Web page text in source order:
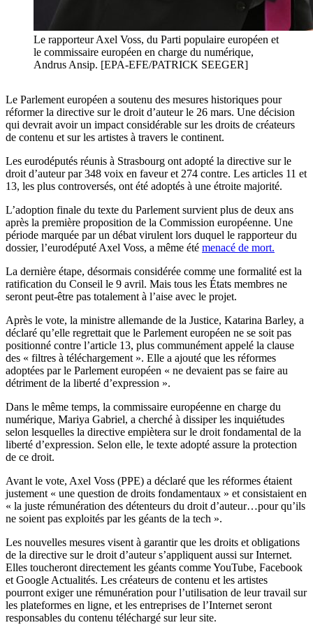
Le rapporteur Axel Voss, du Parti populaire européen et
le commissaire européen en charge du numérique,
Andrus Ansip. [EPA-EFE/PATRICK SEEGER]
Le Parlement européen a soutenu des mesures historiques pour
réformer la directive sur le droit d’auteur le 26 mars. Une décision
qui devrait avoir un impact considérable sur les droits de créateurs
de contenu et sur les artistes à travers le continent.
Les eurodéputés réunis à Strasbourg ont adopté la directive sur le
droit d’auteur par 348 voix en faveur et 274 contre. Les articles 11 et
13, les plus controversés, ont été adoptés à une étroite majorité.
L’adoption finale du texte du Parlement survient plus de deux ans
après la première proposition de la Commission européenne. Une
période marquée par un débat virulent lors duquel le rapporteur du
dossier, l’eurodéputé Axel Voss, a même été menacé de mort.
La dernière étape, désormais considérée comme une formalité est la
ratification du Conseil le 9 avril. Mais tous les États membres ne
seront peut-être pas totalement à l’aise avec le projet.
Après le vote, la ministre allemande de la Justice, Katarina Barley, a
déclaré qu’elle regrettait que le Parlement européen ne se soit pas
positionné contre l’article 13, plus communément appelé la clause
des « filtres à téléchargement ». Elle a ajouté que les réformes
adoptées par le Parlement européen « ne devaient pas se faire au
détriment de la liberté d’expression ».
Dans le même temps, la commissaire européenne en charge du
numérique, Mariya Gabriel, a cherché à dissiper les inquiétudes
selon lesquelles la directive empiètera sur le droit fondamental de la
liberté d’expression. Selon elle, le texte adopté assure la protection
de ce droit.
Avant le vote, Axel Voss (PPE) a déclaré que les réformes étaient
justement « une question de droits fondamentaux » et consistaient en
« la juste rémunération des détenteurs du droit d’auteur…pour qu’ils
ne soient pas exploités par les géants de la tech ».
Les nouvelles mesures visent à garantir que les droits et obligations
de la directive sur le droit d’auteur s’appliquent aussi sur Internet.
Elles toucheront directement les géants comme YouTube, Facebook
et Google Actualités. Les créateurs de contenu et les artistes
pourront exiger une rémunération pour l’utilisation de leur travail sur
les plateformes en ligne, et les entreprises de l’Internet seront
responsables du contenu téléchargé sur leur site.